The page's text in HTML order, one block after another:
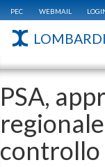
PEC WEBMAIL
PSA,
controllo